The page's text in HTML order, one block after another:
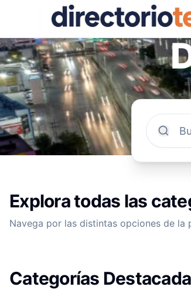
Explora todas las
Navega por las distintas opciones de la
Categorías